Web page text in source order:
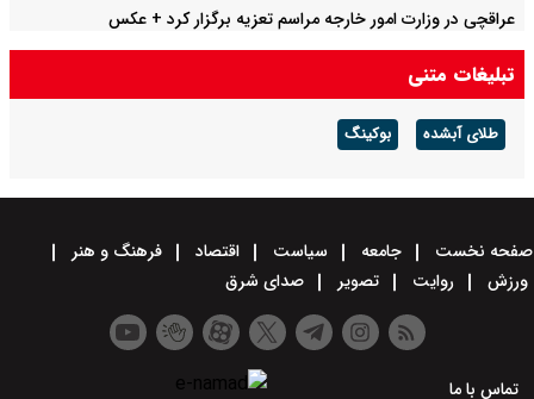
عراقچی در وزارت امور خارجه مراسم تعزیه برگزار کرد + عکس
تبلیغات متنی
طلای آبشده بوکینگ
صفحه نخست جامعه سیاست اقتصاد
فرهنگ و هنر
ورزش
روایت تصویر صدای شرق
تماس با ما